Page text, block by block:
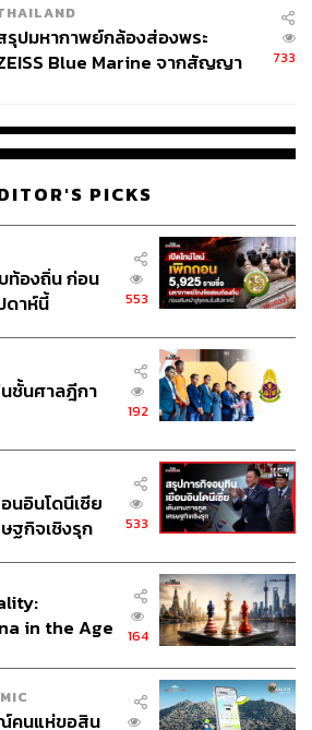
รุปมหากาพย์กล้องส่องพระ
Blue Marine จากสัญญา
ายหนี้-แอบระบุแบรนด์
733
PICKS
ท้องถิ่น ก่อน
ดาห์นี้
553
ชั้นศาลฎีกา
192
นอินโดนีเซีย
ฐกิจเชิงรุก
533
in the Age
164
คนแห่ขอสิน